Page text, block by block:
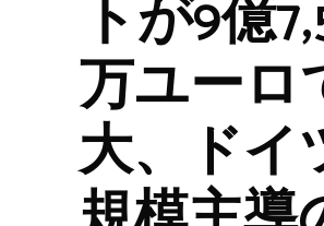
トが9億
万ユーロ
大、ドイ